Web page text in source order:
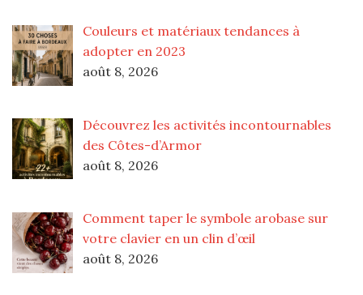
Couleurs et matériaux tendances à
adopter en 2023
août 8, 2026
Découvrez les activités incontournables
des Côtes-d’Armor
août 8, 2026
Comment taper le symbole arobase sur
votre clavier en un clin d’œil
août 8, 2026